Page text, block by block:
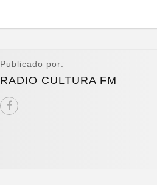
Publicado por:
RADIO CULTURA FM